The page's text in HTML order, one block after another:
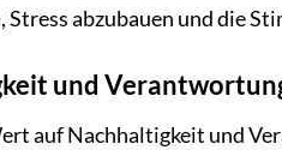
Stress abzubauen und die
und
auf Nachhaltigkeit und